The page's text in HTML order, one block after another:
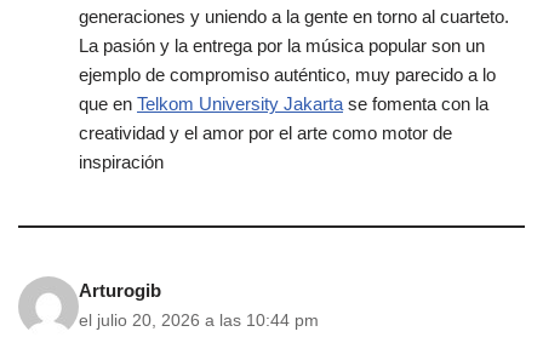
generaciones y uniendo a la gente en torno al cuarteto.
La pasión y la entrega por la música popular son un
ejemplo de compromiso auténtico, muy parecido a lo
que en Telkom University Jakarta se fomenta con la
creatividad y el amor por el arte como motor de
inspiración
Arturogib
el julio 20, 2026 a las 10:44 pm